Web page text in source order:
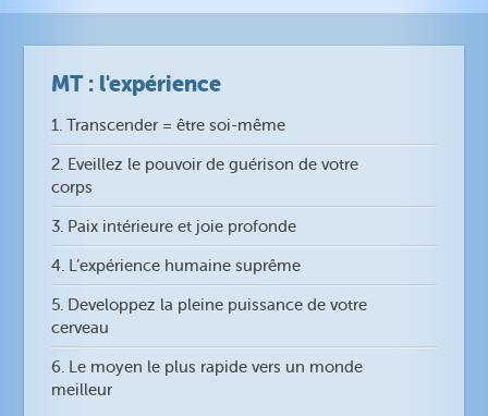
MT : l'expérience
1. Transcender = être soi-même
2. Eveillez le pouvoir de guérison de votre
corps
3. Paix intérieure et joie profonde
4. L’expérience humaine suprême
5. Developpez la pleine puissance de votre
cerveau
6. Le moyen le plus rapide vers un monde
meilleur